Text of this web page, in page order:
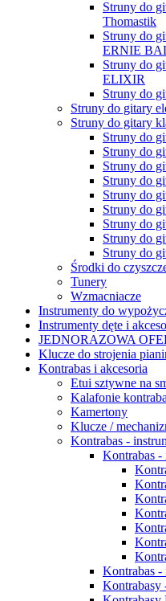
Struny do
Thomastik
Struny do
ERNIE
Struny do
ELIXIR
Struny do
Struny do gitary
Struny do gitary
Struny do
Struny do
Struny do
Struny do
Struny do
Struny do
Struny do
Struny do
Struny do
Środki do
Tunery
Wzmacniacze
Instrumenty do
Instrumenty dęte i
JEDNORAZOWA
Klucze do strojenia
Kontrabas i akcesoria
Etui sztywne na
Kalafonie
Kamertony
Klucze /
Kontrabas -
Kontrabas -
Kontrabas -
Kontrabasy